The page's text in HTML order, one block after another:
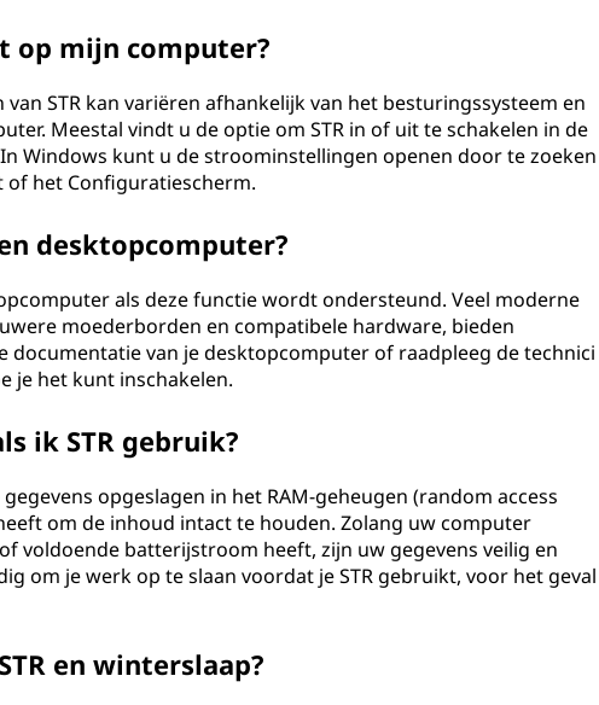
op mijn computer?
STR kan variëren afhankelijk van het besturingssysteem en
Meestal vindt u de optie om STR in of uit te schakelen in de
Windows kunt u de stroominstellingen openen door te zoeken
het Configuratiescherm.
desktopcomputer?
als deze functie wordt ondersteund. Veel moderne
moederborden en compatibele hardware, bieden
documentatie van je desktopcomputer of raadpleeg de technici
je het kunt inschakelen.
ik STR gebruik?
opgeslagen in het RAM-geheugen (random access
om de inhoud intact te houden. Zolang uw computer
voldoende batterijstroom heeft, zijn uw gegevens veilig en
om je werk op te slaan voordat je STR gebruikt, voor het geval
en winterslaap?